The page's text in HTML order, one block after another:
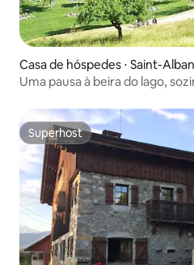
Casa de hóspedes ⋅ Saint-
Uma pausa à beira do lago,
Superhost
Superhost